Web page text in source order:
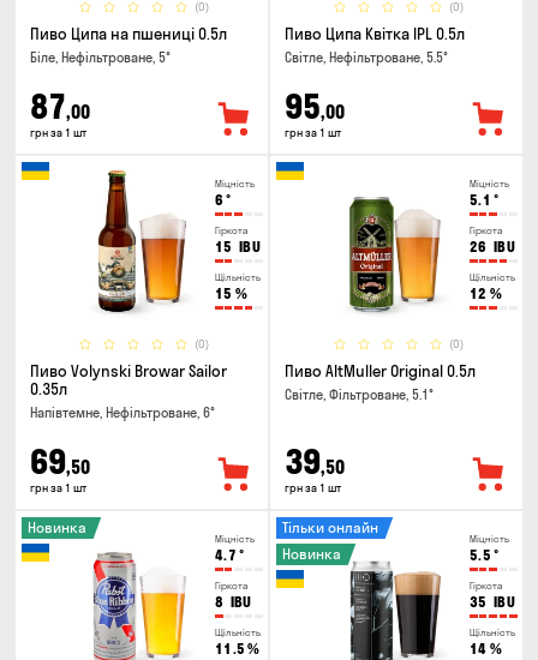
(0)
Пиво Ципа на пшениці 0.5л
Біле, Нефільтроване, 5°
87,00
грн за 1 шт
(0)
Пиво Ципа Квітка IPL 0.5л
Світле, Нефільтроване, 5.5°
95,00
грн за 1 шт
Міцність
6 °
Гіркота
15 IBU
Щільність
15 %
(0)
Пиво Volynski Browar Sailor
0.35л
Напівтемне, Нефільтроване, 6°
69,50
грн за 1 шт
Міцність
5.1 °
Гіркота
26 IBU
Щільність
12 %
(0)
Пиво AltMuller Original 0.5л
Світле, Фільтроване, 5.1°
39,50
грн за 1 шт
Міцність
4.7 °
Гіркота
8 IBU
Щільність
11.5 %
Новинка
Міцність
5.5 °
Гіркота
35 IBU
Щільність
14 %
Тільки онлайн
Новинка